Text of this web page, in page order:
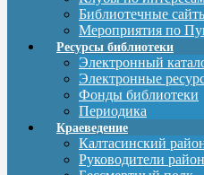
Библиотечные
Мероприятия по
Ресурсы библиотеки
Электронный
Электронные
Фонды библиотеки
Периодика
Краеведение
Калтасинский
Руководители